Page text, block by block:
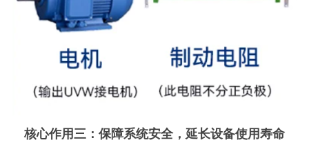
核心作用三：保障系统安全，延长设备使用寿命